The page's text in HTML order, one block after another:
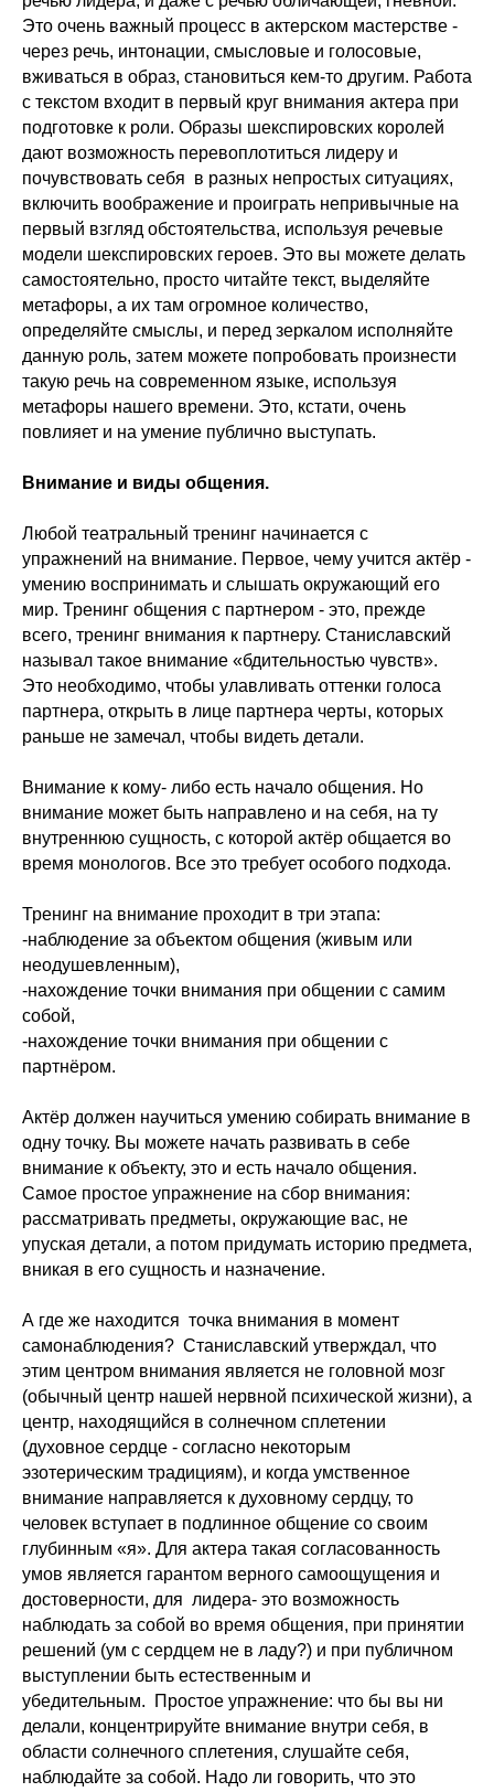
Это очень важный процесс в актерском мастерстве -
через речь, интонации, смысловые и голосовые,
вживаться в образ, становиться кем-то другим. Работа
с текстом входит в первый круг внимания актера при
подготовке к роли. Образы шекспировских королей
дают возможность перевоплотиться лидеру и
почувствовать себя в разных непростых ситуациях,
включить воображение и проиграть непривычные на
первый взгляд обстоятельства, используя речевые
модели шекспировских героев. Это вы можете делать
самостоятельно, просто читайте текст, выделяйте
метафоры, а их там огромное количество,
определяйте смыслы, и перед зеркалом исполняйте
данную роль, затем можете попробовать произнести
такую речь на современном языке, используя
метафоры нашего времени. Это, кстати, очень
повлияет и на умение публично выступать.
Внимание и виды общения.
Любой театральный тренинг начинается с
упражнений на внимание. Первое, чему учится актёр -
умению воспринимать и слышать окружающий его
мир. Тренинг общения с партнером - это, прежде
всего, тренинг внимания к партнеру. Станиславский
называл такое внимание «бдительностью чувств».
Это необходимо, чтобы улавливать оттенки голоса
партнера, открыть в лице партнера черты, которых
раньше не замечал, чтобы видеть детали.
Внимание к кому- либо есть начало общения. Но
внимание может быть направлено и на себя, на ту
внутреннюю сущность, с которой актёр общается во
время монологов. Все это требует особого подхода.
Тренинг на внимание проходит в три этапа:
-наблюдение за объектом общения (живым или
неодушевленным),
-нахождение точки внимания при общении с самим
собой,
-нахождение точки внимания при общении с
партнёром.
Актёр должен научиться умению собирать внимание в
одну точку. Вы можете начать развивать в себе
внимание к объекту, это и есть начало общения.
Самое простое упражнение на сбор внимания:
рассматривать предметы, окружающие вас, не
упуская детали, а потом придумать историю предмета,
вникая в его сущность и назначение.
А где же находится точка внимания в момент
самонаблюдения? Станиславский утверждал, что
этим центром внимания является не головной мозг
(обычный центр нашей нервной психической жизни), а
центр, находящийся в солнечном сплетении
(духовное сердце - согласно некоторым
эзотерическим традициям), и когда умственное
внимание направляется к духовному сердцу, то
человек вступает в подлинное общение со своим
глубинным «я». Для актера такая согласованность
умов является гарантом верного самоощущения и
достоверности, для лидера- это возможность
наблюдать за собой во время общения, при принятии
решений (ум с сердцем не в ладу?) и при публичном
выступлении быть естественным и
убедительным. Простое упражнение: что бы вы ни
делали, концентрируйте внимание внутри себя, в
области солнечного сплетения, слушайте себя,
наблюдайте за собой. Надо ли говорить, что это